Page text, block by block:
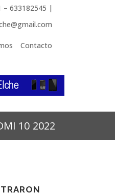
– 633182545 |
Contacto
10 2022